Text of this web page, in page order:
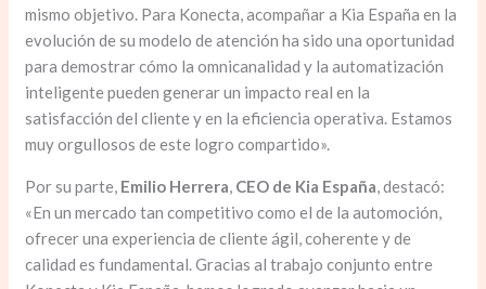
mismo objetivo. Para Konecta, acompañar a Kia España en la
evolución de su modelo de atención ha sido una oportunidad
para demostrar cómo la omnicanalidad y la automatización
inteligente pueden generar un impacto real en la
satisfacción del cliente y en la eficiencia operativa. Estamos
muy orgullosos de este logro compartido».
Por su parte, Emilio Herrera, CEO de Kia España, destacó:
«En un mercado tan competitivo como el de la automoción,
ofrecer una experiencia de cliente ágil, coherente y de
calidad es fundamental. Gracias al trabajo conjunto entre